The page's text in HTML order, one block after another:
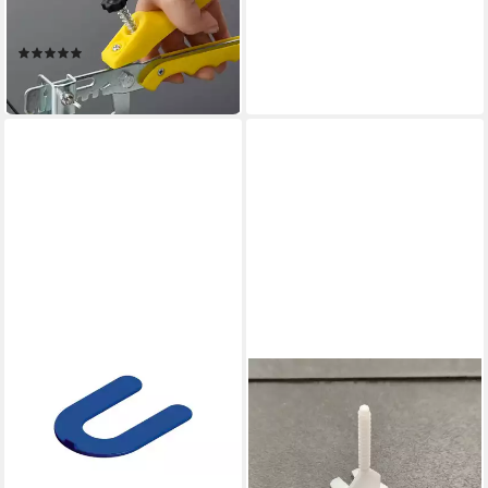
Nivelliersystem
(1)
46,50 €
in 5-6 Werktagen bei dir